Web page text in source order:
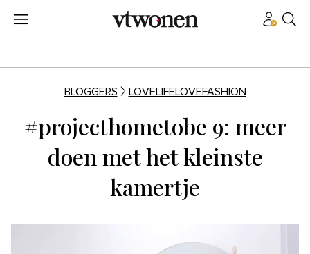
BLOGGERS LOVELIFELOVEFASHION
#projecthometobe 9: meer
doen met het kleinste
kamertje